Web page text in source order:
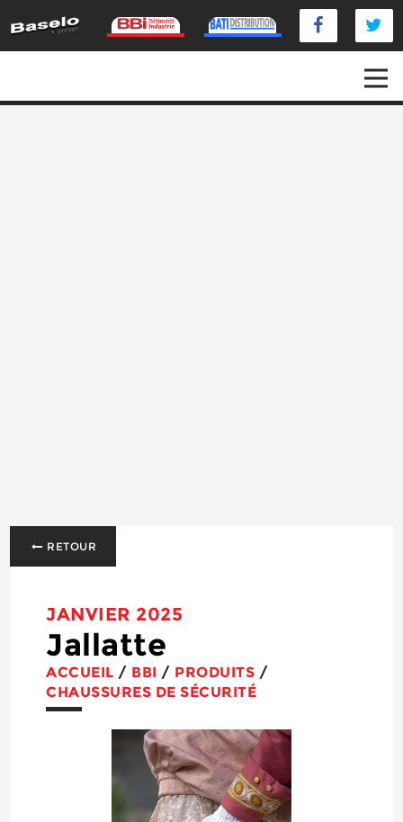
RETOUR
JANVIER 2025
Jallatte
ACCUEIL / BBI / PRODUITS /
CHAUSSURES DE SÉCURITÉ